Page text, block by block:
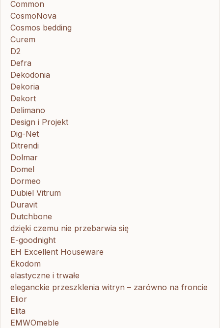
Common
CosmoNova
Cosmos bedding
Curem
D2
Defra
Dekodonia
Dekoria
Dekort
Delimano
Design i Projekt
Dig-Net
Ditrendi
Dolmar
Domel
Dormeo
Dubiel Vitrum
Duravit
Dutchbone
dzięki czemu nie przebarwia się
E-goodnight
EH Excellent Houseware
Ekodom
elastyczne i trwałe
eleganckie przeszklenia witryn – zarówno na froncie
Elior
Elita
EMWOmeble